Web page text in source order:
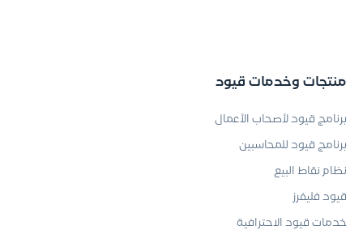
منتجات وخدمات قيود
برنامج قيود لأصحاب الأعمال
برنامج قيود للمحاسبين
نظام نقاط البيع
قيود فليفرز
خدمات قيود الاحترافية